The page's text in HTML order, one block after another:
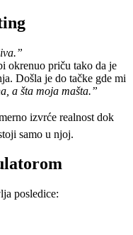
okrenuo priču tako da je
Došla je do tačke gde mi
a šta moja mašta.”
izvrće realnost dok
samo u njoj.
posledice: